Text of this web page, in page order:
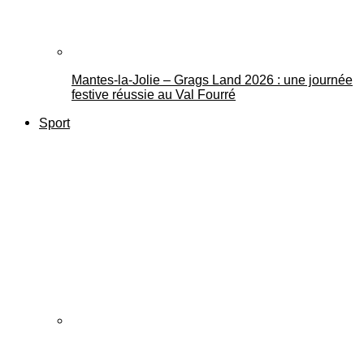
Mantes-la-Jolie – Grags Land 2026 : une journée
festive réussie au Val Fourré
Sport